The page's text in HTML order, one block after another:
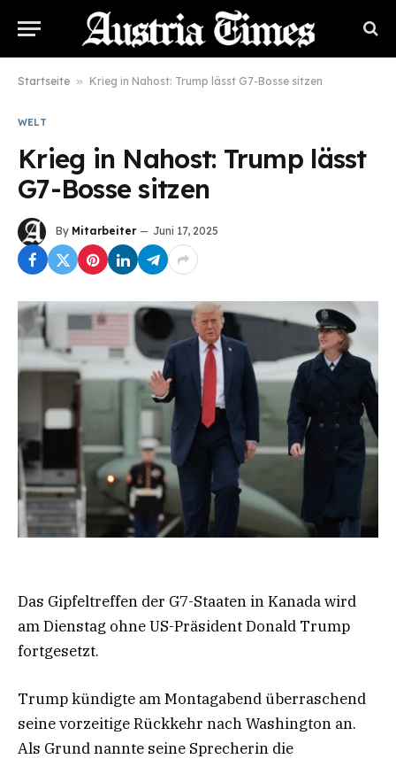
Startseite » Krieg in Nahost: Trump lässt G7-Bosse sitzen
WELT
Krieg in Nahost: Trump lässt
G7-Bosse sitzen
By Mitarbeiter Juni 17, 2025
Das Gipfeltreffen der G7-Staaten in Kanada wird
am Dienstag ohne US-Präsident Donald Trump
fortgesetzt.
Trump kündigte am Montagabend überraschend
seine vorzeitige Rückkehr nach Washington an.
Als Grund nannte seine Sprecherin die